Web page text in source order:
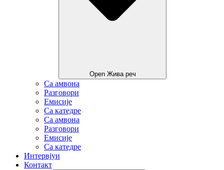
Open Жива реч
Са амвона
Разговори
Емисије
Са катедре
Са амвона
Разговори
Емисије
Са катедре
Интервјуи
Контакт